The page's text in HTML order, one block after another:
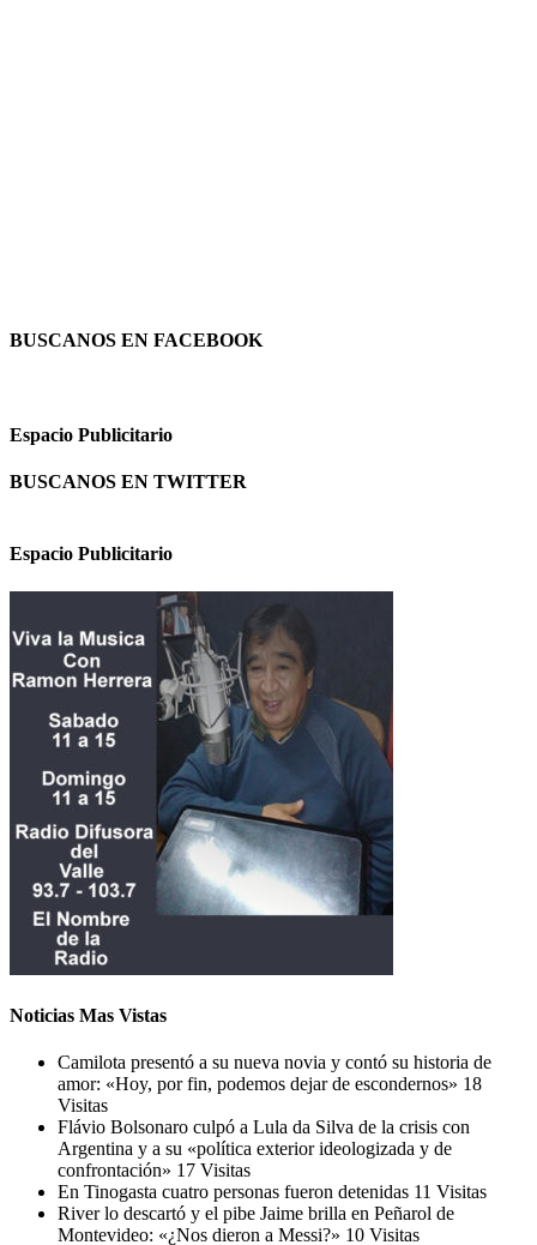
BUSCANOS EN FACEBOOK
Espacio Publicitario
BUSCANOS EN TWITTER
Espacio Publicitario
Noticias Mas Vistas
Camilota presentó a su nueva novia y contó su historia de
amor: «Hoy, por fin, podemos dejar de escondernos» 18
Visitas
Flávio Bolsonaro culpó a Lula da Silva de la crisis con
Argentina y a su «política exterior ideologizada y de
confrontación» 17 Visitas
En Tinogasta cuatro personas fueron detenidas 11 Visitas
River lo descartó y el pibe Jaime brilla en Peñarol de
Montevideo: «¿Nos dieron a Messi?» 10 Visitas